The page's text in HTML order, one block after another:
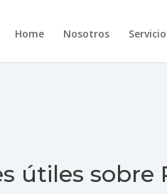
Home Nosotros
útiles sobre